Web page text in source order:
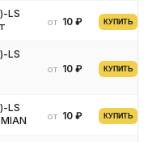
данной категории
нормативами
LS
от 10 ₽ КУПИТЬ
LS
от 10 ₽ КУПИТЬ
LS
от 10 ₽ КУПИТЬ